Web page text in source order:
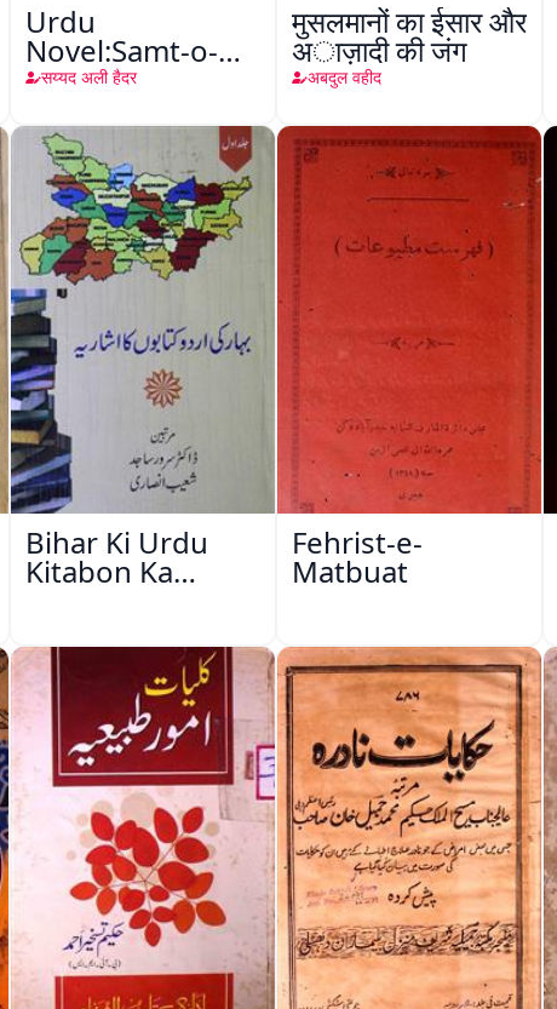
Urdu
Novel:Samt-o-
Raftar
सय्यद अली हैदर
मुसलमानों का ईसार और
अाज़ादी की जंग
अबदुल वहीद
Bihar Ki Urdu
Kitabon Ka
Fehrist-e-
Matbuat